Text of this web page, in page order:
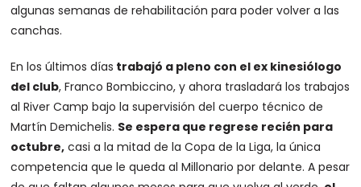
algunas semanas de rehabilitación para poder volver a las
canchas.
En los últimos días trabajó a pleno con el ex kinesiólogo
del club, Franco Bombiccino, y ahora trasladará los trabajos
al River Camp bajo la supervisión del cuerpo técnico de
Martín Demichelis. Se espera que regrese recién para
octubre, casi a la mitad de la Copa de la Liga, la única
competencia que le queda al Millonario por delante. A pesar